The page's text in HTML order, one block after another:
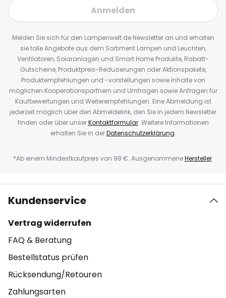
Anmelden
Melden Sie sich für den Lampenwelt.de Newsletter an und erhalten
sie tolle Angebote aus dem Sortiment Lampen und Leuchten,
Ventilatoren, Solaranlagen und Smart Home Produkte, Rabatt-
Gutscheine, Produktpreis-Reduzierungen oder Aktionspakete,
Produktempfehlungen und -vorstellungen sowie Inhalte von
möglichen Kooperationspartnern und Umfragen sowie Anfragen für
Kaufbewertungen und Weiterempfehlungen. Eine Abmeldung ist
jederzeit möglich über den Abmeldelink, den Sie in jedem Newsletter
finden oder über unserKontaktformular. Weitere Informationen
erhalten Sie in derDatenschutzerklärung.
*Ab einem Mindestkaufpreis von 99 €. AusgenommeneHersteller.
Kundenservice
Vertrag widerrufen
FAQ & Beratung
Bestellstatus prüfen
Rücksendung/Retouren
Zahlungsarten